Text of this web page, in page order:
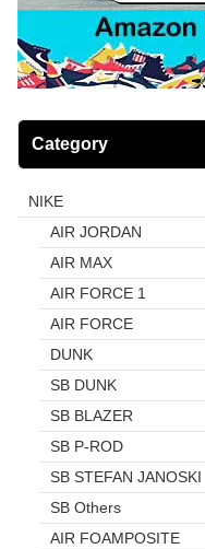
Category
NIKE
AIR JORDAN
AIR MAX
AIR FORCE 1
AIR FORCE
DUNK
SB DUNK
SB BLAZER
SB P-ROD
SB STEFAN JANOSKI
SB Others
AIR FOAMPOSITE